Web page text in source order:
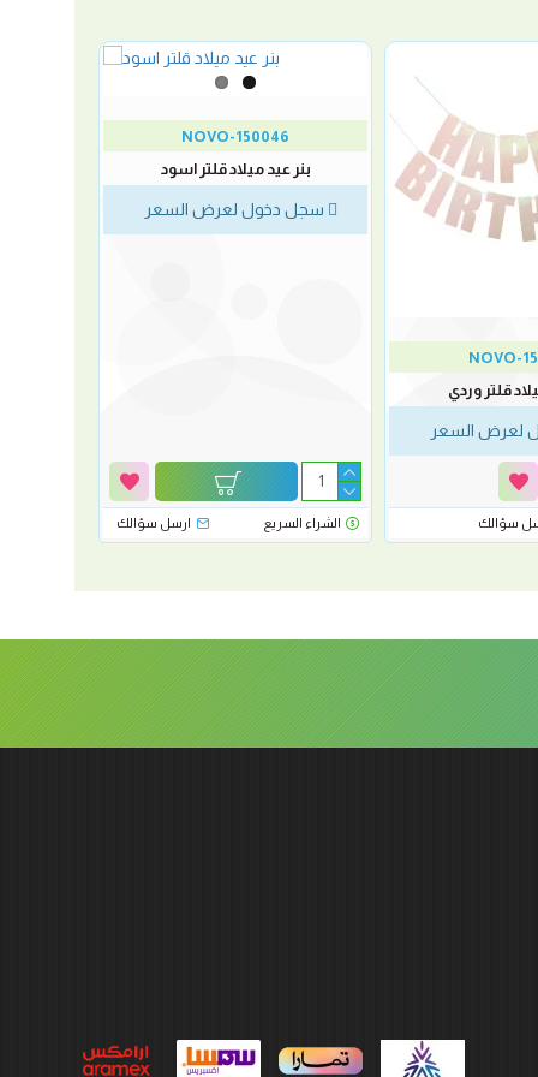
NOVO-
قلتر وردي
لعرض السعر
سؤالك
NOVO-150046
بنر عيد ميلاد قلتر اسود
سجل دخول لعرض السعر
الشراء السريع ارسل سؤالك